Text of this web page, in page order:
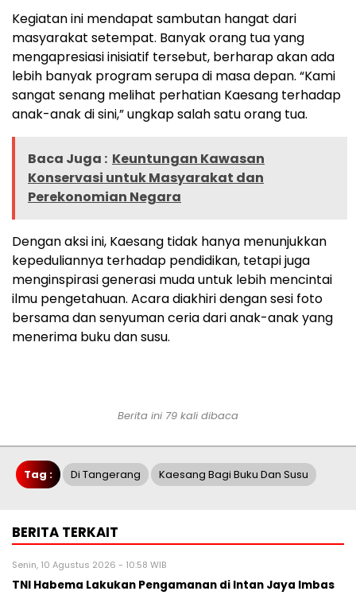
Kegiatan ini mendapat sambutan hangat dari
masyarakat setempat. Banyak orang tua yang
mengapresiasi inisiatif tersebut, berharap akan ada
lebih banyak program serupa di masa depan. “Kami
sangat senang melihat perhatian Kaesang terhadap
anak-anak di sini,” ungkap salah satu orang tua.
Baca Juga : Keuntungan Kawasan
Konservasi untuk Masyarakat dan
Perekonomian Negara
Dengan aksi ini, Kaesang tidak hanya menunjukkan
kepeduliannya terhadap pendidikan, tetapi juga
menginspirasi generasi muda untuk lebih mencintai
ilmu pengetahuan. Acara diakhiri dengan sesi foto
bersama dan senyuman ceria dari anak-anak yang
menerima buku dan susu.
Berita ini 79 kali dibaca
Tag : Di Tangerang Kaesang Bagi Buku Dan Susu
BERITA TERKAIT
Senin, 10 Agustus 2026 - 10:58 WIB
TNI Habema Lakukan Pengamanan di Intan Jaya Imbas